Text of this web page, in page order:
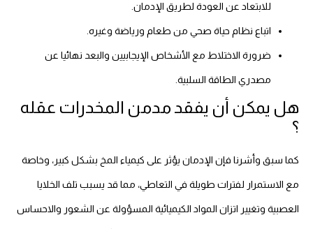
للابتعاد عن العودة لطريق الإدمان.
اتباع نظام حياة صحي من طعام ورياضة وغيره.
ضرورة الاختلاط مع الأشخاص الإيجابيين والبعد نهائيا عن
مصدري الطاقة السلبية.
هل يمكن أن يفقد مدمن المخدرات عقله
؟
كما سبق وأشرنا فإن الإدمان يؤثر على كيمياء المخ بشكل كبير، وخاصة
مع الاستمرار لفترات طويلة في التعاطي، مما قد يسبب تلف الخلايا
العصبية وتغيير اتزان المواد الكيميائية المسؤولة عن الشعور والاحساس